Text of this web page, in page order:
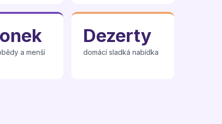
a menší
Dezerty
domácí sladká nabídka